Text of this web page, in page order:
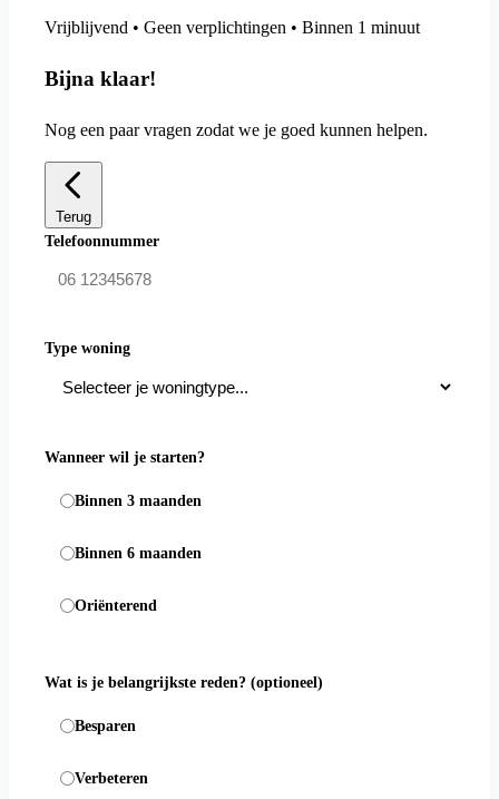
Vrijblijvend • Geen verplichtingen • Binnen 1 minuut
Bijna klaar!
Nog een paar vragen zodat we je goed kunnen helpen.
Terug
Telefoonnummer
Type woning
Wanneer wil je starten?
Binnen 3 maanden
Binnen 6 maanden
Oriënterend
Wat is je belangrijkste reden? (optioneel)
Besparen
Verbeteren